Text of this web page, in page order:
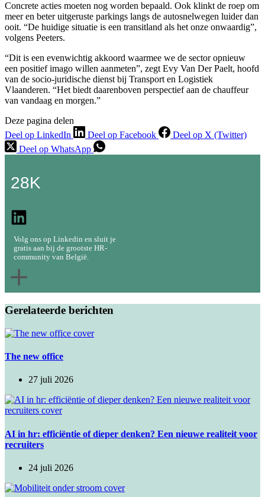
Concrete acties moeten nog worden bepaald. Ook klinkt de roep om
meer en beter uitgeruste parkings langs de autosnelwegen luider dan
ooit. “De huidige situatie is een transitland als het onze onwaardig”,
volgens Peeters.
“Dit is een evenwichtig akkoord waarmee we de sector opnieuw
een positief imago willen aanmeten”, zegt Evy Van Der Paelt, hoofd
van de socio-juridische dienst bij Transport en Logistiek
Vlaanderen. “Het biedt daarenboven perspectief aan de chauffeur
van vandaag en morgen.”
Deze pagina delen
Deel op LinkedIn
Deel op Facebook
Deel op X (Twitter)
Deel op WhatsApp
28K
Volg ons op Linkedin en sluit je
gratis aan bij de grootste HR-
community van België.
Gerelateerde berichten
The new office
27 juli 2026
AI in hr: efficiëntie of dieper denken? Een nieuwe realiteit voor
recruiters
24 juli 2026